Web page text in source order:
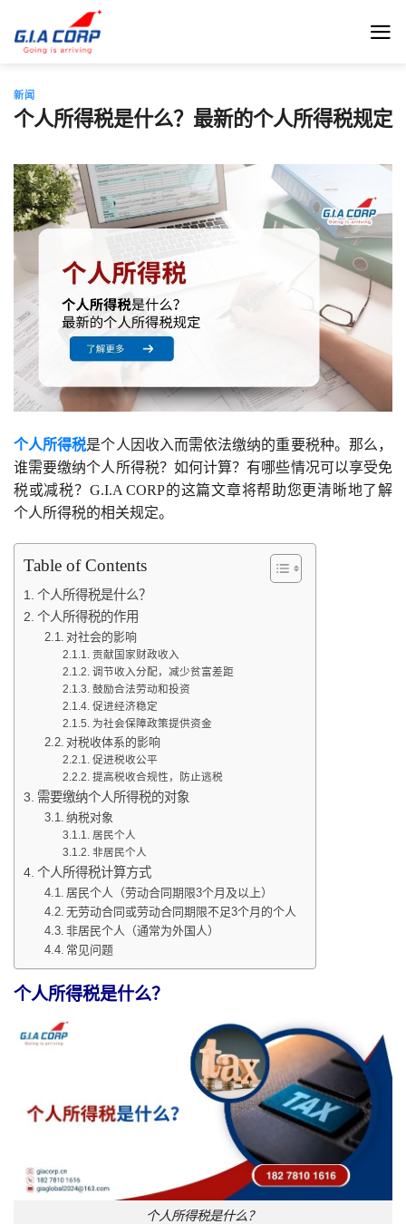
新闻
个人所得税是什么？最新的个人所得税规定
个人所得税是个人因收入而需依法缴纳的重要税种。那么，
谁需要缴纳个人所得税？如何计算？有哪些情况可以享受免
税或减税？G.I.A CORP的这篇文章将帮助您更清晰地了解
个人所得税的相关规定。
Table of Contents
个人所得税是什么？
个人所得税的作用
对社会的影响
贡献国家财政收入
调节收入分配，减少贫富差距
鼓励合法劳动和投资
促进经济稳定
为社会保障政策提供资金
对税收体系的影响
促进税收公平
提高税收合规性，防止逃税
需要缴纳个人所得税的对象
纳税对象
居民个人
非居民个人
个人所得税计算方式
居民个人（劳动合同期限3个月及以上）
无劳动合同或劳动合同期限不足3个月的个人
非居民个人（通常为外国人）
常见问题
个人所得税是什么？
个人所得税是什么？